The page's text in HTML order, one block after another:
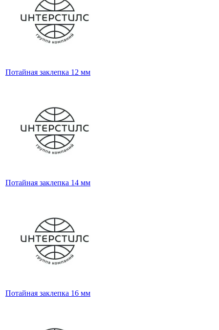
Потайная заклепка 12 мм
Потайная заклепка 14 мм
Потайная заклепка 16 мм